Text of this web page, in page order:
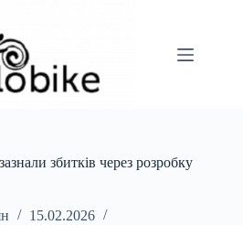
збитків через розробку
15.02.2026